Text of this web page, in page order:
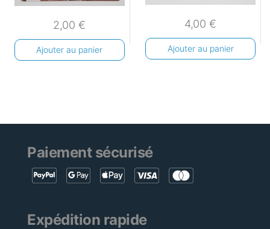
2,00€
Ajouter au panier
4,00€
Ajouter au panier
Paiement sécurisé
Expédition rapide